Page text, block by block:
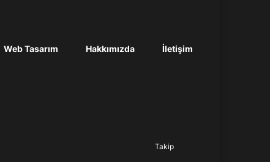
Web Tasarım Hakkımızda İletişim
Takip